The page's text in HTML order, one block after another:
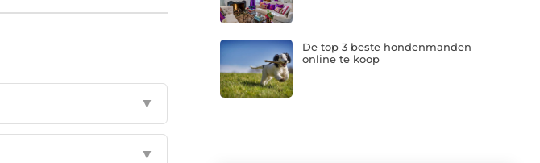
▼
▼
De top 3 beste hondenmanden
online te koop